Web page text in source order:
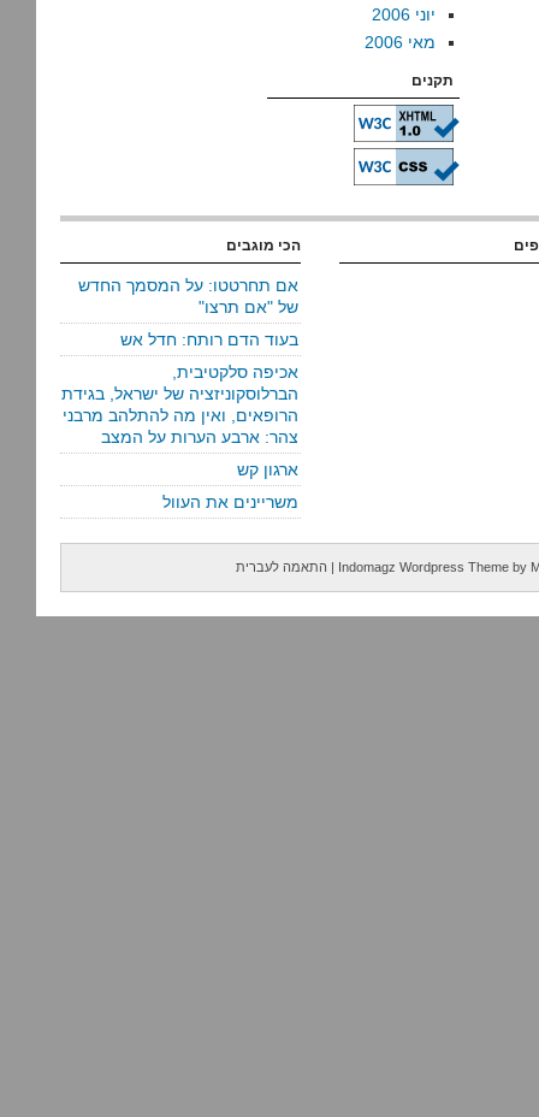
יוני 2006
מאי 2006
תקנים
הכי מוגבים
אם תחרטטו: על המסמך החדש
של "אם תרצו"
בעוד הדם רותח: חדל אש
אכיפה סלקטיבית,
הברלוסקוניזציה של ישראל, בגידת
הרופאים, ואין מה להתלהב מרבני
צהר: ארבע הערות על המצב
ארגון קש
משריינים את העוול
Indomagz Wordpress Theme by
| התאמה לעברית